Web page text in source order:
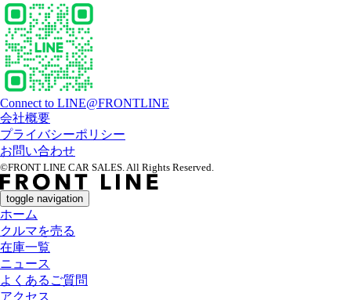
Connect to LINE@FRONTLINE
会社概要
プライバシーポリシー
お問い合わせ
©FRONT LINE CAR SALES. All Rights Reserved.
toggle navigation
ホーム
クルマを売る
在庫一覧
ニュース
よくあるご質問
アクセス